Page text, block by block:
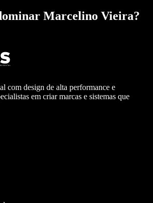
Marcelino Vieira?
com design de alta performance e
em criar marcas e sistemas que